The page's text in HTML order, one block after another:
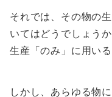
それでは、その物の
いてはどうでしょう
生産「のみ」に用い
しかし、あらゆる物